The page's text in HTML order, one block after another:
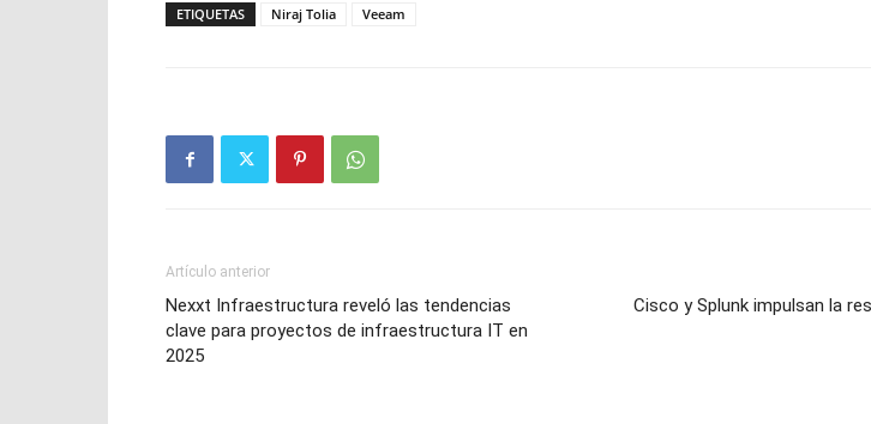
ETIQUETAS Niraj Tolia Veeam
Artículo anterior
Nexxt Infraestructura reveló las tendencias
clave para proyectos de infraestructura IT en
2025
Cisco y Splunk impulsan la